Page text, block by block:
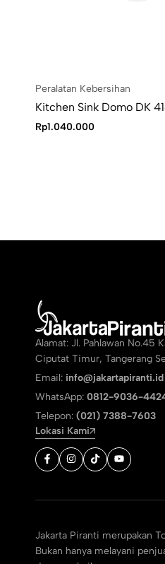
Peralatan Kebersihan
Kitchen Sink Domo DK
Rp1.040.000
Alamat: Jl. Pahlawan No.45
Ciputat Timur, Tangerang
Email: info@jakartapiranti.id
WhatsApp: 0812-9036-
Telepon: (021) 7388-7603
Lokasi Kami
Jakarta Piranti merupakan
Bukan hanya melayani